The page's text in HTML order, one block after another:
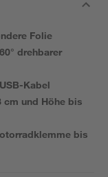
Folie
drehbarer
Kabel
und Höhe bis
bis